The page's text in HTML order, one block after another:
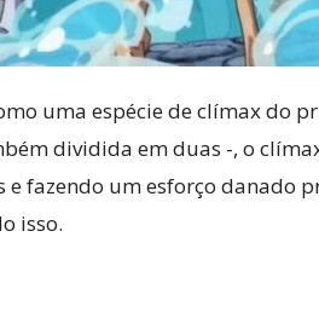
uma espécie de clímax do
dividida em duas -, o
fazendo um esforço danado
isso.